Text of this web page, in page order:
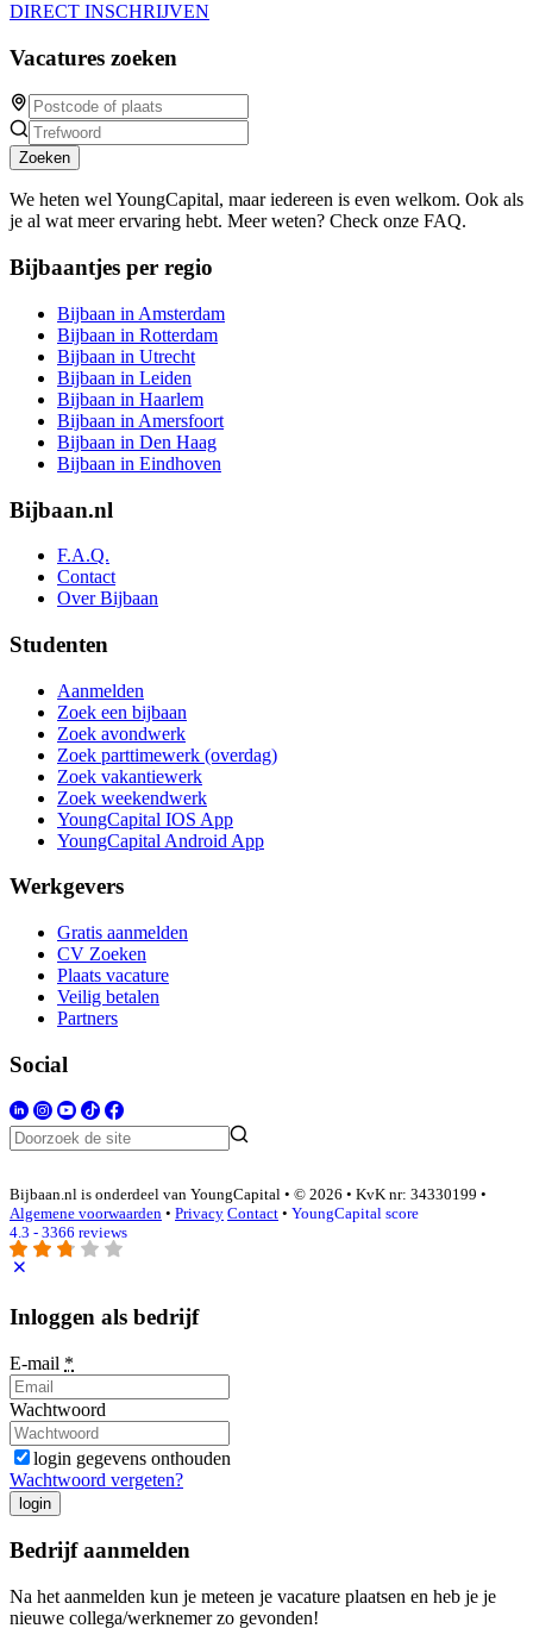
DIRECT INSCHRIJVEN
Vacatures zoeken
Zoeken
We heten wel YoungCapital, maar iedereen is even welkom. Ook als
je al wat meer ervaring hebt. Meer weten? Check onze FAQ.
Bijbaantjes per regio
Bijbaan in Amsterdam
Bijbaan in Rotterdam
Bijbaan in Utrecht
Bijbaan in Leiden
Bijbaan in Haarlem
Bijbaan in Amersfoort
Bijbaan in Den Haag
Bijbaan in Eindhoven
Bijbaan.nl
F.A.Q.
Contact
Over Bijbaan
Studenten
Aanmelden
Zoek een bijbaan
Zoek avondwerk
Zoek parttimewerk (overdag)
Zoek vakantiewerk
Zoek weekendwerk
YoungCapital IOS App
YoungCapital Android App
Werkgevers
Gratis aanmelden
CV Zoeken
Plaats vacature
Veilig betalen
Partners
Social
Bijbaan.nl is onderdeel van YoungCapital • © 2026 • KvK nr: 34330199 •
Algemene voorwaarden • Privacy Contact • YoungCapital score
4.3 - 3366 reviews
Inloggen als bedrijf
E-mail *
Wachtwoord
login gegevens onthouden
Wachtwoord vergeten?
login
Bedrijf aanmelden
Na het aanmelden kun je meteen je vacature plaatsen en heb je je
nieuwe collega/werknemer zo gevonden!